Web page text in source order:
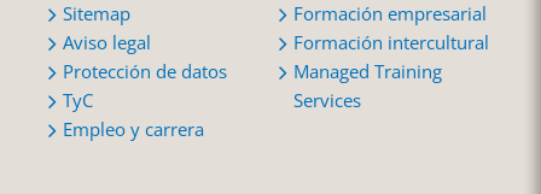
Sitemap
Aviso legal
Protección de datos
TyC
Empleo y carrera
Formación empresarial
Formación intercultural
Managed Training
Services